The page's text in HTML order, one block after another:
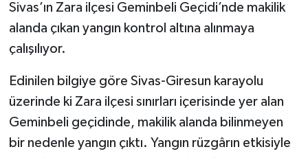
Sivas’ın Zara ilçesi Geminbeli Geçidi’nde makilik
alanda çıkan yangın kontrol altına alınmaya
çalışılıyor.
Edinilen bilgiye göre Sivas-Giresun karayolu
üzerinde ki Zara ilçesi sınırları içerisinde yer alan
Geminbeli geçidinde, makilik alanda bilinmeyen
bir nedenle yangın çıktı. Yangın rüzgârın etkisiyle
Tokat Haber